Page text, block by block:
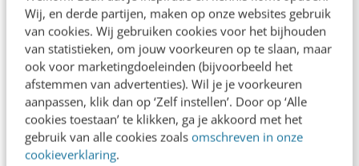
Wij, en derde partijen, maken op onze websites gebruik
van cookies. Wij gebruiken cookies voor het bijhouden
van statistieken, om jouw voorkeuren op te slaan, maar
ook voor marketingdoeleinden (bijvoorbeeld het
afstemmen van advertenties). Wil je je voorkeuren
aanpassen, klik dan op ‘Zelf instellen’. Door op ‘Alle
cookies toestaan’ te klikken, ga je akkoord met het
gebruik van alle cookies zoals omschreven in onze
cookieverklaring.
Succesvolle marketingcampagnes
met de B2B-Marketingstrategie
Matrix
MARKETING
18 juni 2024